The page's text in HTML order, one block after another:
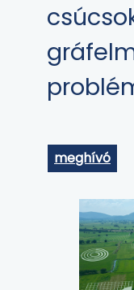
meghívó